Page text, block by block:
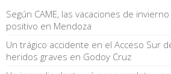
Según CAME, las vacaciones de
positivo en Mendoza
Un trágico accidente en el Acceso Sur
heridos graves en Godoy Cruz